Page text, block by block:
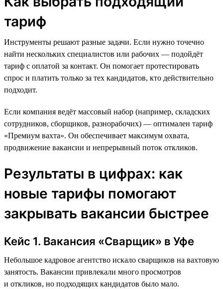
тариф
Инструменты решают разные задачи. Если нужно точечно
найти нескольких специалистов или рабочих — подойдёт
тариф с оплатой за контакт. Он помогает протестировать
спрос и платить только за тех кандидатов, кто действительно
подходит.
Если компания ведёт массовый набор (например, складских
сотрудников, сборщиков, разнорабочих) — оптимален тариф
«Премиум вахта». Он обеспечивает максимум охвата,
продвижение вакансии и непрерывный поток откликов.
Результаты в цифрах: как
новые тарифы помогают
закрывать вакансии быстрее
Кейс 1. Вакансия «Сварщик» в Уфе
Небольшое кадровое агентство искало сварщиков на вахтовую
занятость. Вакансии привлекали много просмотров
и откликов, но подходящих кандидатов было мало.